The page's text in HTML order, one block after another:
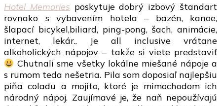
Hotel Memories poskytuje dobrý izbový štandart
rovnako s vybavením hotela – bazén, kanoe,
šlapací bicykel,biliard, ping-pong, šach, animácie,
internet, lekár.. Je all inclusive vrátane
alkoholických nápojov – takže si viete predstaviť
Chutnali sme všetky lokálne miešané nápoje a
s rumom teda nešetria. Pila som doposiaľ najlepšiu
piňa coladu a mojito, ktoré je mimochodom ich
národný nápoj. Zaujímavé je, že naň nepoužívajú